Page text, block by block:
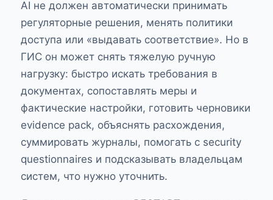
AI не должен автоматически принимать
регуляторные решения, менять политики
доступа или «выдавать соответствие». Но в
ГИС он может снять тяжелую ручную
нагрузку: быстро искать требования в
документах, сопоставлять меры и
фактические настройки, готовить черновики
evidence pack, объяснять расхождения,
суммировать журналы, помогать с security
questionnaires и подсказывать владельцам
систем, что нужно уточнить.